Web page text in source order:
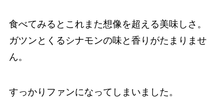
食べてみるとこれまた想像を超える美味しさ。
ガツンとくるシナモンの味と香りがたまりませ
ん。
すっかりファンになってしまいました。